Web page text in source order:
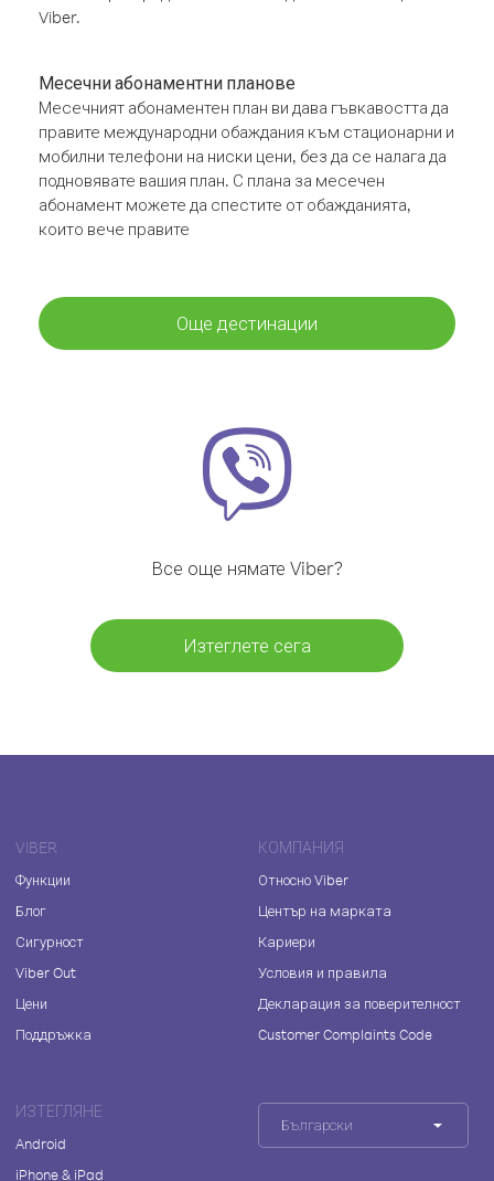
Viber.
Месечни абонаментни планове
Месечният абонаментен план ви дава гъвкавостта да
правите международни обаждания към стационарни и
мобилни телефони на ниски цени, без да се налага да
подновявате вашия план. С плана за месечен
абонамент можете да спестите от обажданията,
които вече правите
Още дестинации
Все още нямате Viber?
Изтеглете сега
VIBER
Функции
Блог
Сигурност
Viber Out
Цени
Поддръжка
КОМПАНИЯ
Относно Viber
Център на марката
Кариери
Условия и правила
Декларация за поверителност
Customer Complaints Code
ИЗТЕГЛЯНЕ
Android
iPhone & iPad
Български